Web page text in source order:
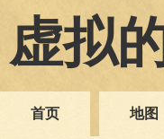
虚拟
首页 地图